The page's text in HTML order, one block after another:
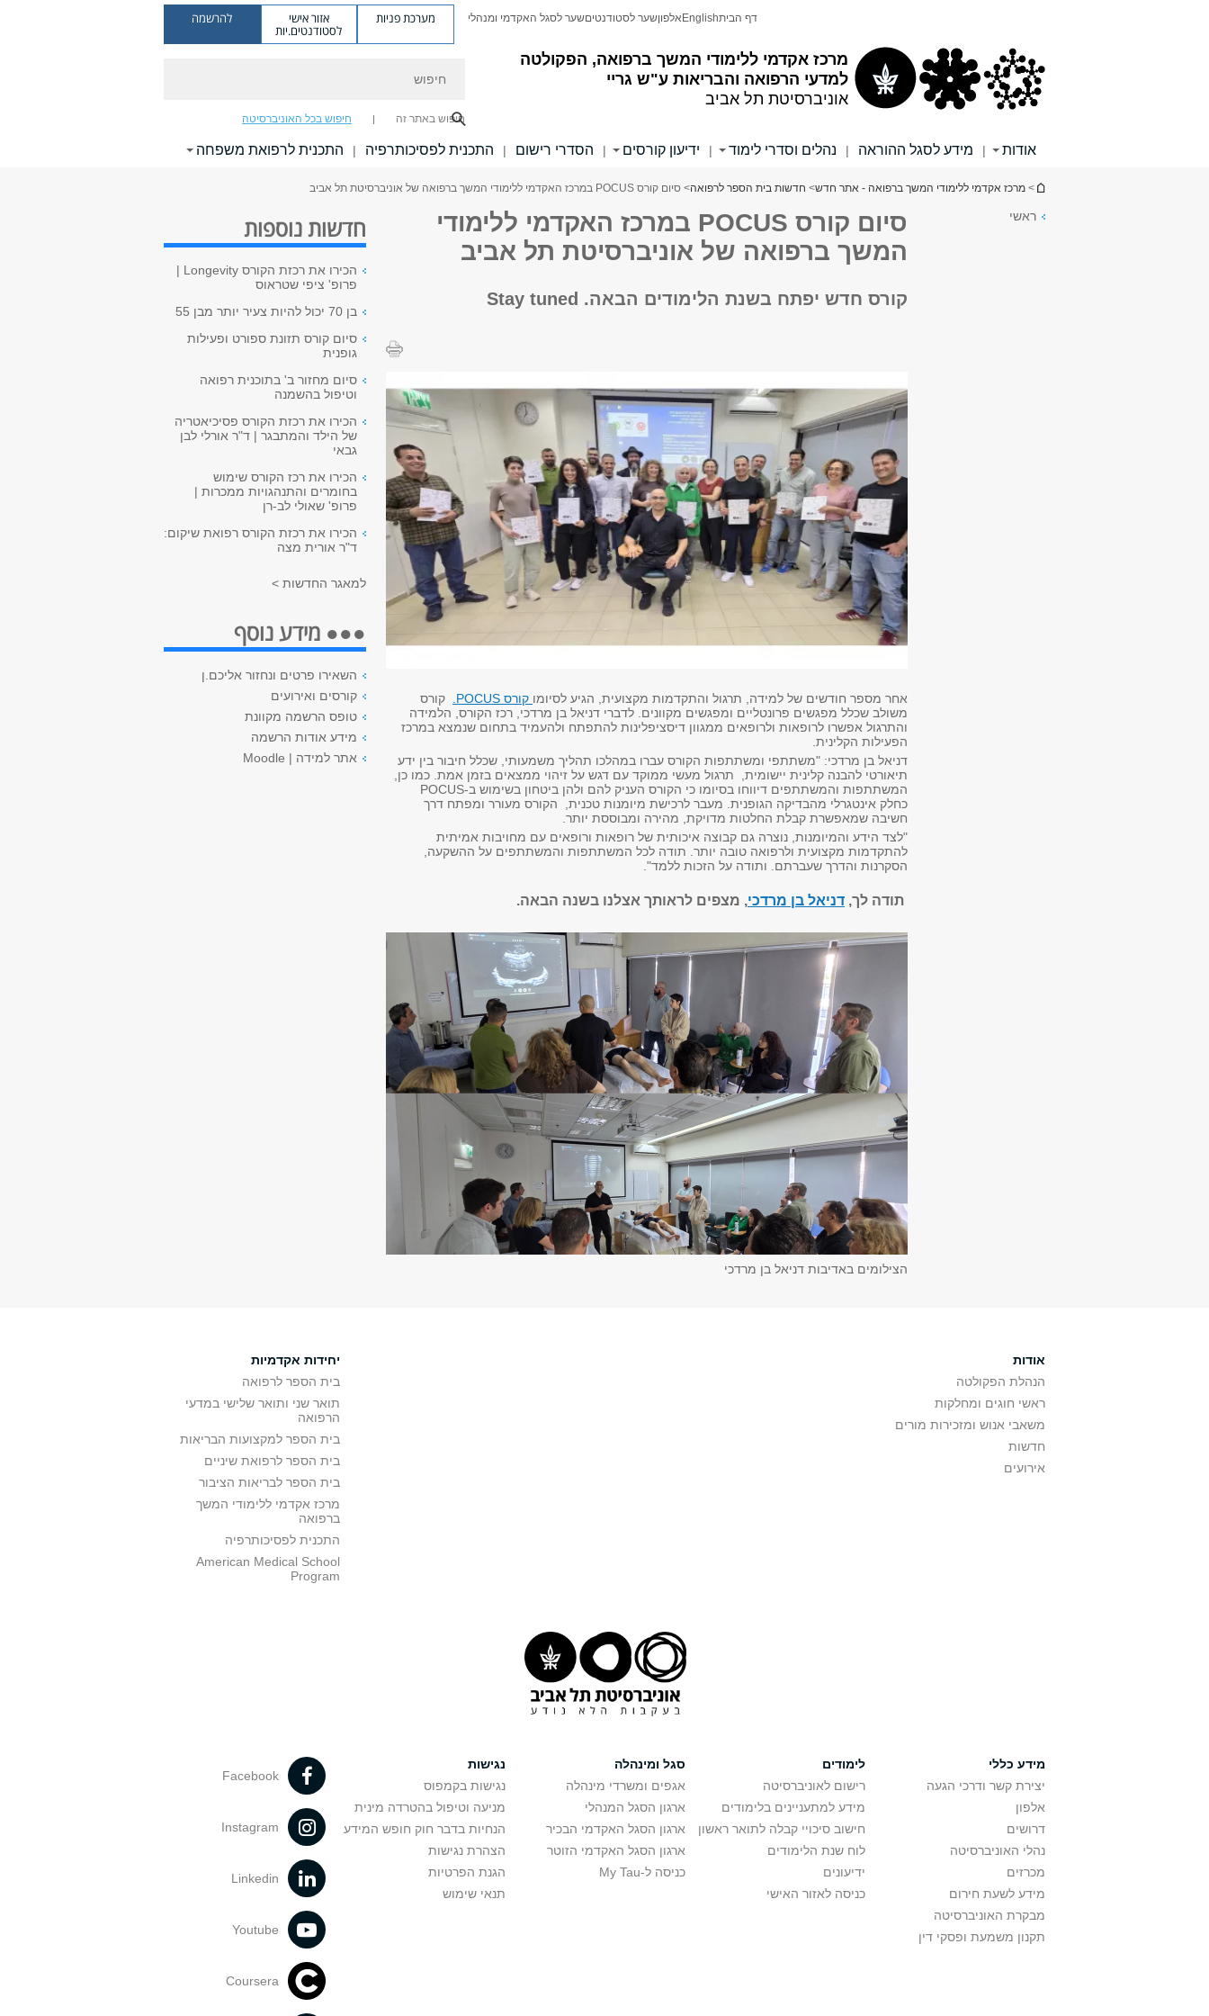
מרכז אקדמי ללימודי המשך ברפואה, הפקולטה
למדעי הרפואה והבריאות ע"ש גריי
אוניברסיטת תל אביב
דף הביתEnglish אלפוןשער לסטודנטיםשער לסגל האקדמי ומנהלי מערכת פניות אזור אישי
לסטודנטים.יות
להרשמה
חיפוש באתר זה חיפוש בכל האוניברסיטה
אודות | מידע לסגל ההוראה | נהלים וסדרי לימוד | ידיעון קורסים | הסדרי רישום | התכנית לפסיכותרפיה | התכנית לרפואת משפחה
הינך נמצא כאן
> מרכז אקדמי ללימודי המשך ברפואה - אתר חדש> חדשות בית הספר לרפואה> סיום קורס POCUS במרכז האקדמי ללימודי המשך ברפואה של אוניברסיטת תל אביב
ראשי
סיום קורס POCUS במרכז האקדמי ללימודי
המשך ברפואה של אוניברסיטת תל אביב
קורס חדש יפתח בשנת הלימודים הבאה. Stay tuned
אחר מספר חודשים של למידה, תרגול והתקדמות מקצועית, הגיע לסיומו קורס POCUS.
קורס
משולב שכלל מפגשים פרונטליים ומפגשים מקוונים. לדברי דניאל בן מרדכי, רכז הקורס, הלמידה
והתרגול אפשרו לרופאות ולרופאים ממגוון דיסציפלינות להתפתח ולהעמיד בתחום שנמצא במרכז
הפעילות הקלינית.
דניאל בן מרדכי: "משתתפי ומשתתפות הקורס עברו במהלכו תהליך משמעותי, שכלל חיבור בין ידע
תיאורטי להבנה קלינית יישומית, תרגול מעשי ממוקד עם דגש על זיהוי ממצאים בזמן אמת. כמו כן,
המשתתפות והמשתתפים דיווחו בסיומו כי הקורס העניק להם ולהן ביטחון בשימוש ב-POCUS
כחלק אינטגרלי מהבדיקה הגופנית. מעבר לרכישת מיומנות טכנית, הקורס מעורר ומפתח דרך
חשיבה שמאפשרת קבלת החלטות מדויקת, מהירה ומבוססת יותר.
"לצד הידע והמיומנות, נוצרה גם קבוצה איכותית של רופאות ורופאים עם מחויבות אמיתית
להתקדמות מקצועית ולרפואה טובה יותר. תודה לכל המשתתפות והמשתתפים על ההשקעה,
הסקרנות והדרך שעברתם. ותודה על הזכות ללמד".
תודה לך, דניאל בן מרדכי, מצפים לראותך אצלנו בשנה הבאה.
הצילומים באדיבות דניאל בן מרדכי
חדשות נוספות
הכירו את רכזת הקורס Longevity |
פרופ' ציפי שטראוס
בן 70 יכול להיות צעיר יותר מבן 55
סיום קורס תזונת ספורט ופעילות
גופנית
סיום מחזור ב' בתוכנית רפואה
וטיפול בהשמנה
הכירו את רכזת הקורס פסיכיאטריה
של הילד והמתבגר | ד"ר אורלי לבן
גבאי
הכירו את רכז הקורס שימוש
בחומרים והתנהגויות ממכרות |
פרופ' שאולי לב-רן
הכירו את רכזת הקורס רפואת שיקום:
ד"ר אורית מצה
למאגר החדשות >
●●● מידע נוסף
השאירו פרטים ונחזור אליכם.ן
קורסים ואירועים
טופס הרשמה מקוונת
מידע אודות הרשמה
אתר למידה | Moodle
אודות
הנהלת הפקולטה
ראשי חוגים ומחלקות
משאבי אנוש ומזכירות מורים
חדשות
אירועים
יחידות אקדמיות
בית הספר לרפואה
תואר שני ותואר שלישי במדעי
הרפואה
בית הספר למקצועות הבריאות
בית הספר לרפואת שיניים
בית הספר לבריאות הציבור
מרכז אקדמי ללימודי המשך
ברפואה
התכנית לפסיכותרפיה
American Medical School
Program
מידע כללי
יצירת קשר ודרכי הגעה
אלפון
דרושים
נהלי האוניברסיטה
מכרזים
מידע לשעת חירום
מבקרת האוניברסיטה
תקנון משמעת ופסקי דין
לימודים
רישום לאוניברסיטה
מידע למתעניינים בלימודים
חישוב סיכויי קבלה לתואר ראשון
לוח שנת הלימודים
ידיעונים
כניסה לאזור האישי
סגל ומינהלה
אגפים ומשרדי מינהלה
ארגון הסגל המנהלי
ארגון הסגל האקדמי הבכיר
ארגון הסגל האקדמי הזוטר
כניסה ל-My Tau
נגישות
נגישות בקמפוס
מניעה וטיפול בהטרדה מינית
הנחיות בדבר חוק חופש המידע
הצהרת נגישות
הגנת הפרטיות
תנאי שימוש
Facebook
Instagram
Linkedin
Youtube
Coursera